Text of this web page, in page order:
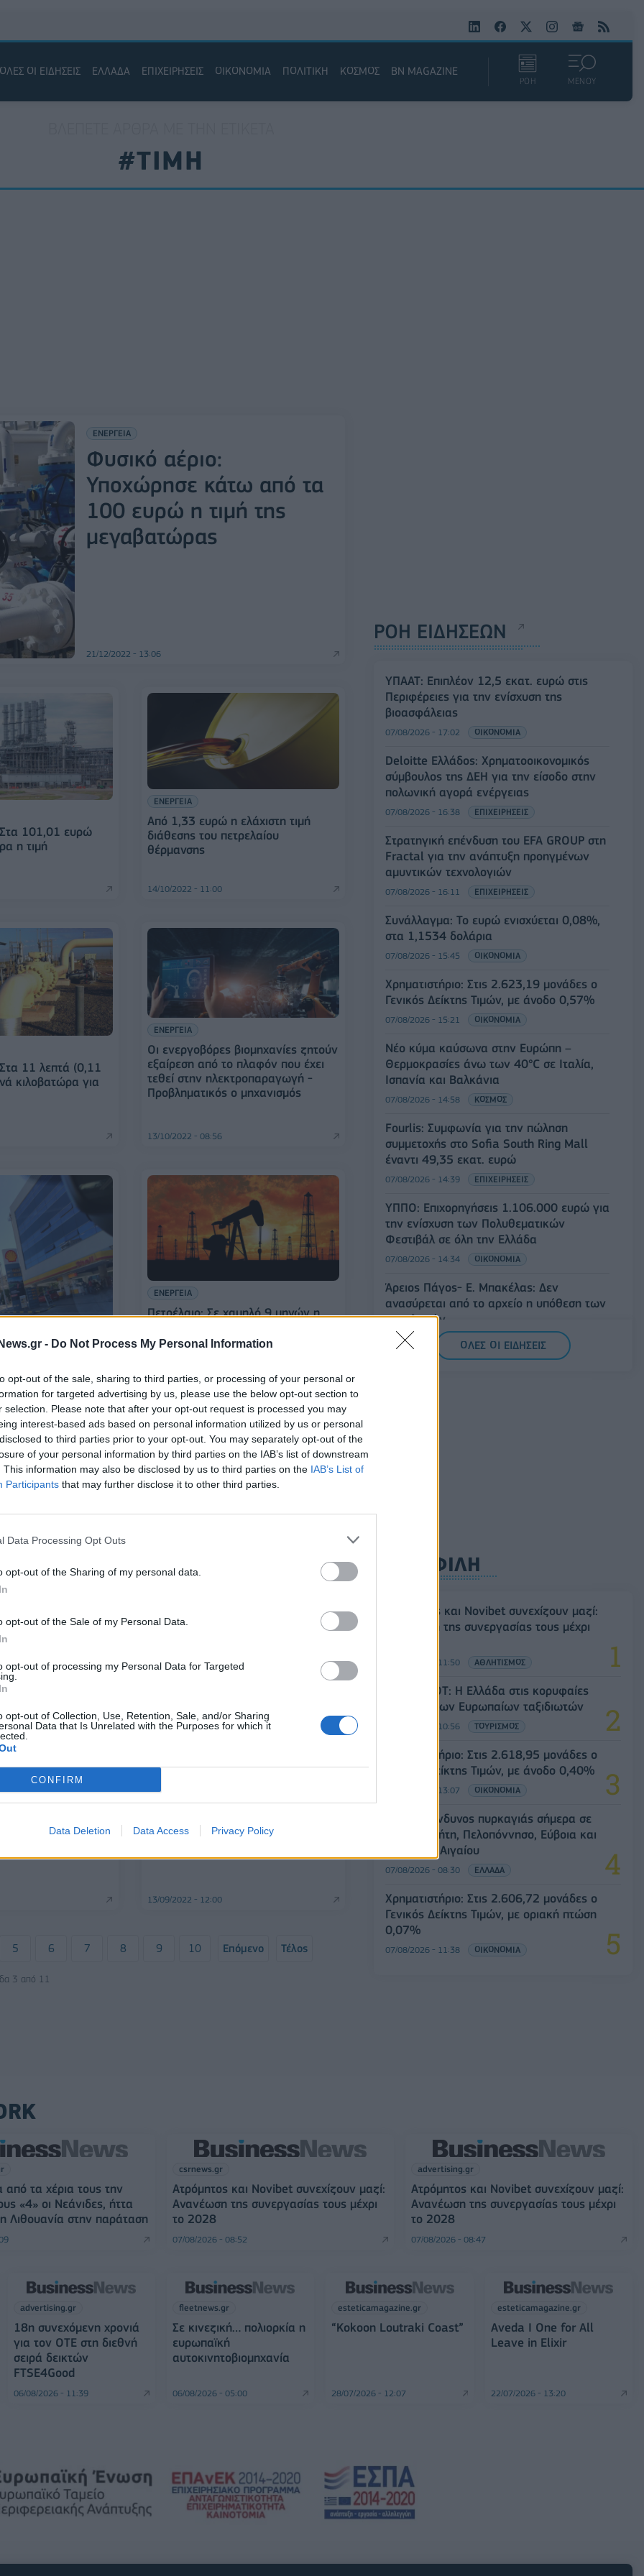
- Do Not Process My Personal Information
opt-out of the sale, sharing to third parties, or processing of your personal or
for targeted advertising by us, please use the below opt-out section to
selection. Please note that after your opt-out request is processed you may
interest-based ads based on personal information utilized by us or personal
to third parties prior to your opt-out. You may separately opt-out of the
of your personal information by third parties on the IAB’s list of downstream
This information may also be disclosed by us to third parties on the IAB’s List of
Participants that may further disclose it to other third parties.
Data Processing Opt Outs
opt-out of the Sharing of my personal data.
opt-out of the Sale of my Personal Data.
opt-out of processing my Personal Data for Targeted
opt-out of Collection, Use, Retention, Sale, and/or Sharing
Data that Is Unrelated with the Purposes for which it
CONFIRM
Data Deletion Data Access Privacy Policy
ΟΛΕΣ ΟΙ ΕΙΔΗΣΕΙΣ ΕΛΛΑΔΑ ΕΠΙΧΕΙΡΗΣΕΙΣ ΟΙΚΟΝΟΜΙΑ ΠΟΛΙΤΙΚΗ ΚΟΣΜΟΣ BN MAGAZINE
ΡΟΗ ΜΕΝΟΥ
#ΤΙΜΗ
ΕΝΕΡΓΕΙΑ
Φυσικό αέριο:
Υποχώρησε κάτω από τα
100 ευρώ η τιμή της
μεγαβατώρας
21/12/2022 - 13:06
101,01 ευρώ
η τιμή
ΕΝΕΡΓΕΙΑ
Από 1,33 ευρώ η ελάχιστη τιμή
διάθεσης του πετρελαίου
θέρμανσης
14/10/2022 - 11:00
11 λεπτά (0,11
κιλοβατώρα για
ΕΝΕΡΓΕΙΑ
Οι ενεργοβόρες βιομηχανίες ζητούν
εξαίρεση από το πλαφόν που έχει
τεθεί στην ηλεκτροπαραγωγή -
Προβληματικός ο μηχανισμός
13/10/2022 - 08:56
προσέγγισε την
ΕΝΕΡΓΕΙΑ
Πετρέλαιο: Σε χαμηλό 9 μηνών η
26/09/2022 - 12:17
η τιμή, έντονες
WHISPERER
των ‘’Απαράδεκτων’’; Το βρίσκει η
Prosperty
- ΔΕΗ): Καπέλο
του ρεύματος
13/09/2022 - 12:00
5 6 7 8 9 10 Επόμενο Τέλος
3 από 11
ΡΟΗ ΕΙΔΗΣΕΩΝ
ΥΠΑΑΤ: Επιπλέον 12,5 εκατ. ευρώ στις
Περιφέρειες για την ενίσχυση της
βιοασφάλειας
07/08/2026 - 17:02 ΟΙΚΟΝΟΜΙΑ
Deloitte Ελλάδος: Χρηματοοικονομικός
σύμβουλος της ΔΕΗ για την είσοδο στην
πολωνική αγορά ενέργειας
07/08/2026 - 16:38 ΕΠΙΧΕΙΡΗΣΕΙΣ
Στρατηγική επένδυση του EFA GROUP στη
Fractal για την ανάπτυξη προηγμένων
αμυντικών τεχνολογιών
07/08/2026 - 16:11 ΕΠΙΧΕΙΡΗΣΕΙΣ
Συνάλλαγμα: Το ευρώ ενισχύεται 0,08%,
στα 1,1534 δολάρια
07/08/2026 - 15:45 ΟΙΚΟΝΟΜΙΑ
Χρηματιστήριο: Στις 2.623,19 μονάδες ο
Γενικός Δείκτης Τιμών, με άνοδο 0,57%
07/08/2026 - 15:21 ΟΙΚΟΝΟΜΙΑ
Νέο κύμα καύσωνα στην Ευρώπη –
Θερμοκρασίες άνω των 40°C σε Ιταλία,
Ισπανία και Βαλκάνια
07/08/2026 - 14:58 ΚΟΣΜΟΣ
Fourlis: Συμφωνία για την πώληση
συμμετοχής στο Sofia South Ring Mall
έναντι 49,35 εκατ. ευρώ
07/08/2026 - 14:39 ΕΠΙΧΕΙΡΗΣΕΙΣ
ΥΠΠΟ: Επιχορηγήσεις 1.106.000 ευρώ για
την ενίσχυση των Πολυθεματικών
Φεστιβάλ σε όλη την Ελλάδα
07/08/2026 - 14:34 ΟΙΚΟΝΟΜΙΑ
Άρειος Πάγος- Ε. Μπακέλας: Δεν
ανασύρεται από το αρχείο η υπόθεση των
υποκλοπών
07/08/2026 - 14:11 ΕΛΛΑΔΑ
ΟΛΕΣ ΟΙ ΕΙΔΗΣΕΙΣ
ΔΗΜΟΦΙΛΗ
Ατρόμητος και Novibet συνεχίζουν μαζί:
Ανανέωση της συνεργασίας τους μέχρι
07/08/2026 - 11:50 ΑΘΛΗΤΙΣΜΟΣ
Έρευνα ΕΟΤ: Η Ελλάδα στις κορυφαίες
επιλογές των Ευρωπαίων ταξιδιωτών
07/08/2026 - 10:56 ΤΟΥΡΙΣΜΟΣ
Χρηματιστήριο: Στις 2.618,95 μονάδες ο
Γενικός Δείκτης Τιμών, με άνοδο 0,40%
07/08/2026 - 13:07 ΟΙΚΟΝΟΜΙΑ
Υψηλός κίνδυνος πυρκαγιάς σήμερα σε
Αττική, Κρήτη, Πελοπόννησο, Εύβοια και
νησιά του Αιγαίου
07/08/2026 - 08:30 ΕΛΛΑΔΑ
Χρηματιστήριο: Στις 2.606,72 μονάδες ο
Γενικός Δείκτης Τιμών, με οριακή πτώση
0,07%
07/08/2026 - 11:38 ΟΙΚΟΝΟΜΙΑ
τα χέρια τους την
«4» οι Νεάνιδες, ήττα
Λιθουανία στην παράταση
csrnews.gr
Ατρόμητος και Novibet συνεχίζουν μαζί:
Ανανέωση της συνεργασίας τους μέχρι
το 2028
07/08/2026 - 08:52
advertising.gr
Ατρόμητος και Novibet συνεχίζουν μαζί:
Ανανέωση της συνεργασίας τους μέχρι
το 2028
07/08/2026 - 08:47
advertising.gr
18η συνεχόμενη χρονιά
για τον ΟΤΕ στη διεθνή
σειρά δεικτών
FTSE4Good
06/08/2026 - 11:39
fleetnews.gr
Σε κινεζική… πολιορκία η
ευρωπαϊκή
αυτοκινητοβιομηχανία
06/08/2026 - 05:00
esteticamagazine.gr
“Kokoon Loutraki Coast”
28/07/2026 - 12:07
esteticamagazine.gr
Aveda I One for All
Leave in Elixir
22/07/2026 - 13:20